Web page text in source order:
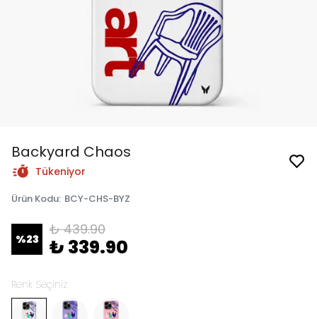
Backyard Chaos
Tükeniyor
Ürün Kodu: BCY-CHS-BYZ
%23
₺ 439.90
₺ 339.90
Renk Seçiniz